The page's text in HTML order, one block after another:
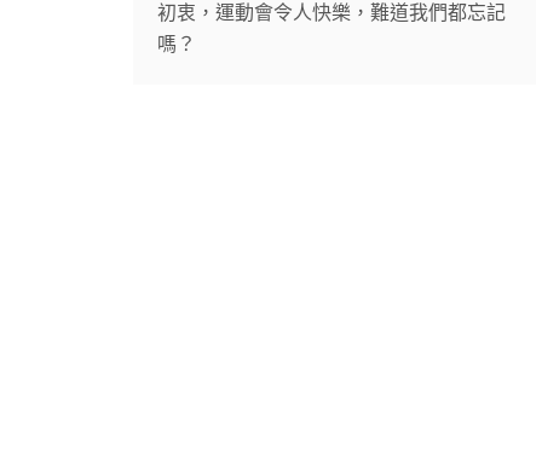
初衷，運動會令人快樂，難道我們都忘記
嗎？